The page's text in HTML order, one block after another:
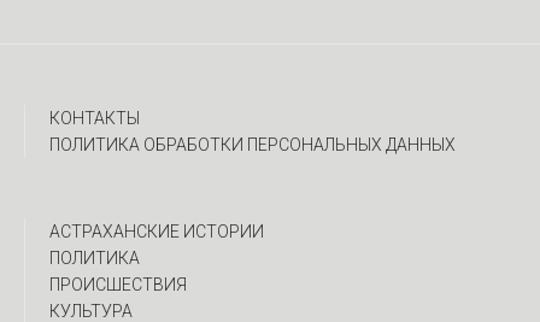
КОНТАКТЫ
ПОЛИТИКА ОБРАБОТКИ ПЕРСОНАЛЬНЫХ ДАННЫХ
АСТРАХАНСКИЕ ИСТОРИИ
ПОЛИТИКА
ПРОИСШЕСТВИЯ
КУЛЬТУРА